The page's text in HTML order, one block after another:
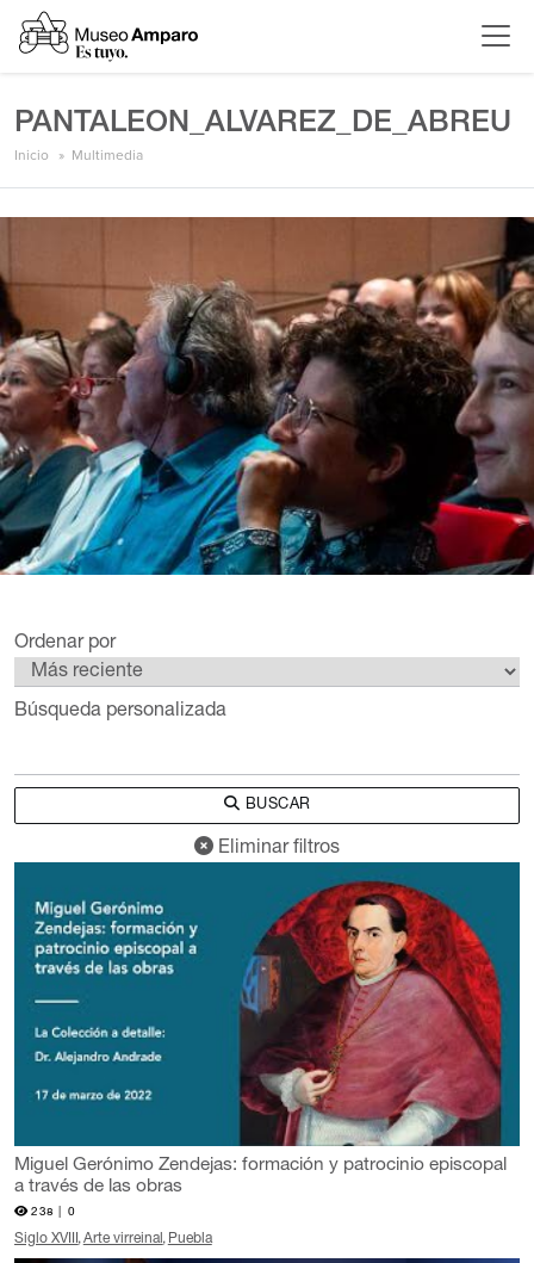
PANTALEON_ALVAREZ_DE_ABREU
Inicio Multimedia
Ordenar por
Búsqueda personalizada
BUSCAR
Eliminar filtros
Miguel Gerónimo Zendejas: formación y patrocinio episcopal
a través de las obras
238 | 0
Siglo XVIII Arte virreinal Puebla